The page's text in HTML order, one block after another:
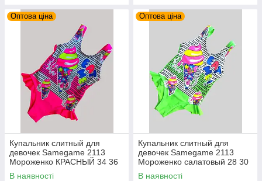
Оптова ціна
Купальник слитный для
девочек Samegame 2113
Мороженко КРАСНЫЙ 34 36
УКР размеры
В наявності
Оптова ціна
Купальник слитный для
девочек Samegame 2113
Мороженко салатовый 28 30
32 34 36 УКР размеры
В наявності